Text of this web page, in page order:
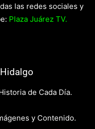
las redes sociales y
Plaza Juárez TV.
de Cada Día.
y Contenido.